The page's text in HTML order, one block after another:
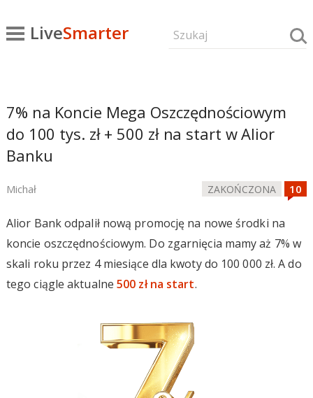
LiveSmarter
7% na Koncie Mega Oszczędnościowym
do 100 tys. zł + 500 zł na start w Alior
Banku
Michał ZAKOŃCZONA
Alior Bank odpalił nową promocję na nowe środki na
koncie oszczędnościowym. Do zgarnięcia mamy aż 7% w
skali roku przez 4 miesiące dla kwoty do 100 000 zł. A do
tego ciągle aktualne500 zł na start.